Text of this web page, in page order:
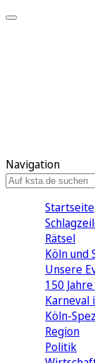
Navigation
Startseite
Rätsel
Köln und
Unsere
150
Karneval
Köln-
Region
Politik